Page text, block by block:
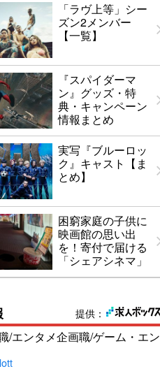
「ラヴ上等」シー
ズン2メンバー
【一覧】
『スパイダーマ
ン』グッズ・特
典・キャンペーン
情報まとめ
実写『ブルーロッ
ク』キャスト【ま
とめ】
困窮家庭の子供に
映画館の思い出
を！寄付で届ける
「シェアシネマ」
提供：
/エンタメ企画職/ゲーム・エン